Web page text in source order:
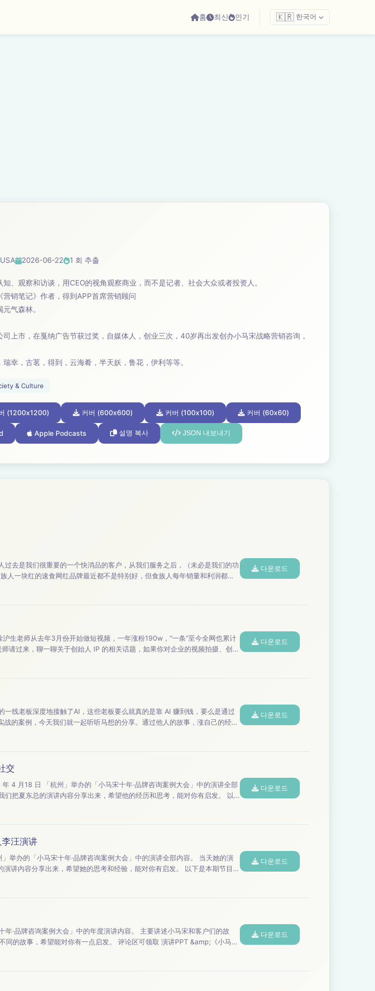
홈 최신 인기 🇰🇷 한국어
USA 2026-06-22 1 회 추출
、观察和访谈，用CEO的视角观察商业，而不是记者、社会大众或者投资人。
销笔记》作者，得到APP首席营销顾问
气森林。
上市，在戛纳广告节获过奖，自媒体人，创业三次，40岁再出发创办小马宋战略营销咨询，
幸，古茗，得到，云海肴，半天妖，鲁花，伊利等等。
& Culture
(1200x1200) 커버 (600x600) 커버 (100x100) 커버 (60x60)
Apple Podcasts 설명 복사 JSON 내보내기
一块红的速食网红品牌最近都不是特别好，但食族人每年销量和利润都增
做对了什么，有什么判断，以及食族人有着什么样的企业理念。以下是本期节目...
다운로드
다운로드
的案例，今天我们就一起听听马想的分享。通过他人的故事，涨自己的经
다운로드
交
4 月18 日 「杭州」举办的「小马宋十年·品牌咨询案例大会」中的演讲全部
다운로드
汪演讲
「小马宋十年·品牌咨询案例大会」中的演讲全部内容。 当天她的演
享出来，希望她的思考和经验，能对你有启发。 以下是本期节目，
다운로드
」中的年度演讲内容。 主要讲述小马宋和客户们的故
다운로드